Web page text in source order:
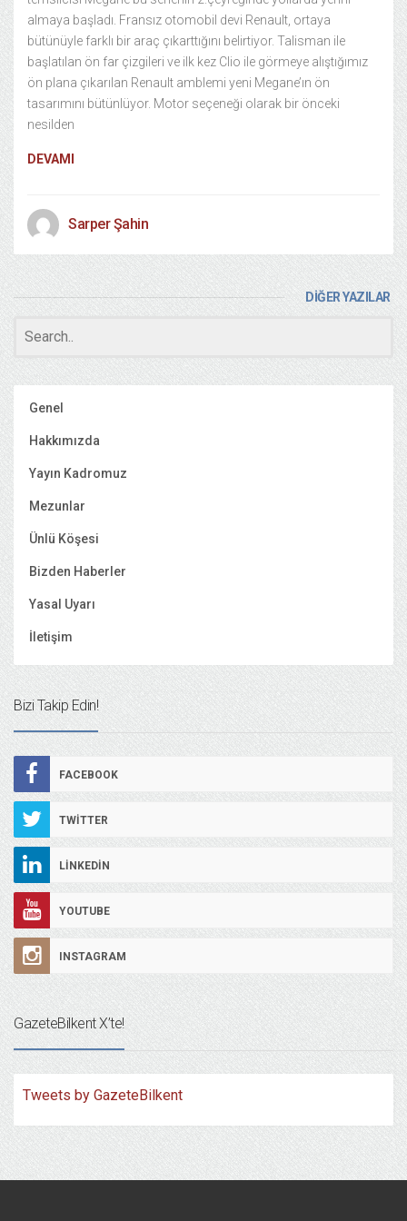
almaya başladı. Fransız otomobil devi Renault, ortaya
bütünüyle farklı bir araç çıkarttığını belirtiyor. Talisman ile
başlatılan ön far çizgileri ve ilk kez Clio ile görmeye alıştığımız
ön plana çıkarılan Renault amblemi yeni Megane’ın ön
tasarımını bütünlüyor. Motor seçeneği olarak bir önceki
nesilden
DEVAMI
Sarper Şahin
DİĞER YAZILAR
Genel
Hakkımızda
Yayın Kadromuz
Mezunlar
Ünlü Köşesi
Bizden Haberler
Yasal Uyarı
İletişim
Bizi Takip Edin!
FACEBOOK
TWITTER
LINKEDIN
YOUTUBE
INSTAGRAM
GazeteBilkent X’te!
Tweets by GazeteBilkent